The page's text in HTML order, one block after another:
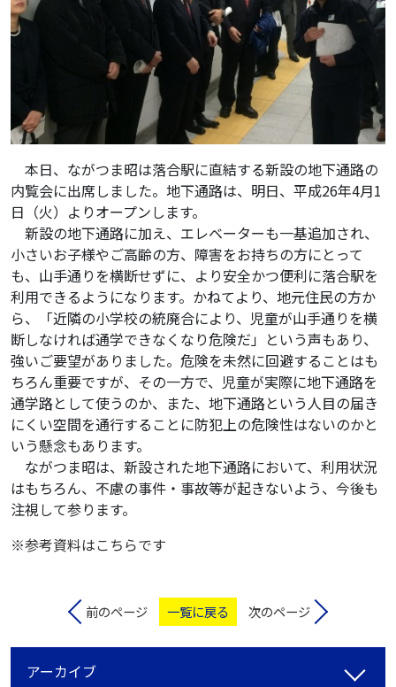
本日、ながつま昭は落合駅に直結する新設の地下通路の
内覧会に出席しました。地下通路は、明日、平成26年4月1
日（火）よりオープンします。
新設の地下通路に加え、エレベーターも一基追加され、
小さいお子様やご高齢の方、障害をお持ちの方にとって
も、山手通りを横断せずに、より安全かつ便利に落合駅を
利用できるようになります。かねてより、地元住民の方か
ら、「近隣の小学校の統廃合により、児童が山手通りを横
断しなければ通学できなくなり危険だ」という声もあり、
強いご要望がありました。危険を未然に回避することはも
ちろん重要ですが、その一方で、児童が実際に地下通路を
通学路として使うのか、また、地下通路という人目の届き
にくい空間を通行することに防犯上の危険性はないのかと
いう懸念もあります。
ながつま昭は、新設された地下通路において、利用状況
はもちろん、不慮の事件・事故等が起きないよう、今後も
注視して参ります。
※参考資料はこちらです
前のページ 一覧に戻る 次のページ
アーカイブ